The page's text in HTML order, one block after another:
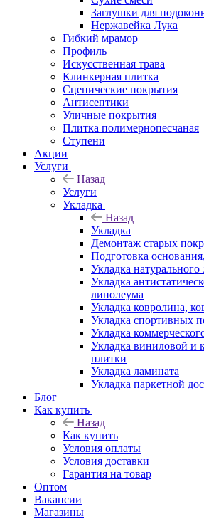
Заглушки для
Нержавейка Лука
Гибкий мрамор
Профиль
Искусственная трава
Клинкерная плитка
Сценические покрытия
Антисептики
Уличные покрытия
Плитка полимернопесчаная
Ступени
Акции
Услуги
Назад
Услуги
Укладка
Назад
Укладка
Демонтаж старых
Подготовка
Укладка натурального
Укладка
линолеума
Укладка ковролина,
Укладка спортивных
Укладка
Укладка виниловой и
плитки
Укладка ламината
Укладка паркетной
Блог
Как купить
Назад
Как купить
Условия оплаты
Условия доставки
Гарантия на товар
Оптом
Вакансии
Магазины